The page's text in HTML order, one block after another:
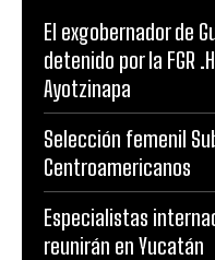
El exgobernador de
detenido por la FGR
Ayotzinapa
Selección femenil
Centroamericanos
Especialistas
reunirán en Yucatán